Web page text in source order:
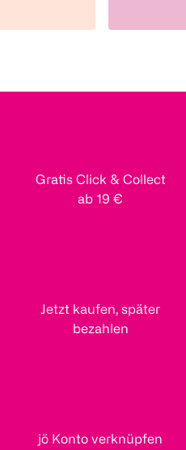
Gratis Click & Collect
ab 19 €
Jetzt kaufen, später
bezahlen
jö Konto verknüpfen